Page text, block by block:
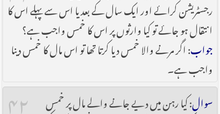
رجسٹریشن کرائے اور ایک سال کے بعد یا اس سے پہلے اس کا
انتقال ہو جائے تو کیا وار‎ثوں پر اس کا خمس واجب ہے؟
جواب: اگر مرنے والا خمس دیا کرتا تھا تو اس مال کا خمس دینا
واجب ہے۔
۴۲ سوال: کیا رہن میں دیے جانے والے مال پر خمس